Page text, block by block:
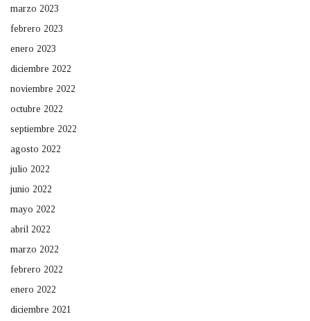
marzo 2023
febrero 2023
enero 2023
diciembre 2022
noviembre 2022
octubre 2022
septiembre 2022
agosto 2022
julio 2022
junio 2022
mayo 2022
abril 2022
marzo 2022
febrero 2022
enero 2022
diciembre 2021